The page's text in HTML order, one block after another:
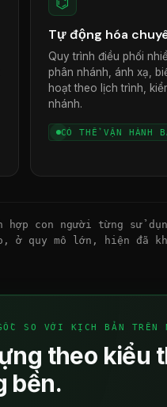
Tự động hóa
Quy trình điều phối
phân nhánh, ánh xạ,
hoạt theo lịch trình,
nhánh.
CÓ THỂ VẬN HÀNH
hợp con người từng sử
ở quy mô lớn, hiện đã
SO VỚI KỊCH BẢN TRÊN
theo kiểu
bền.